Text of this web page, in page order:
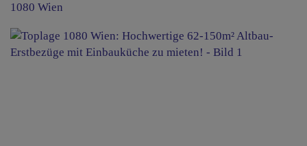
1080 Wien